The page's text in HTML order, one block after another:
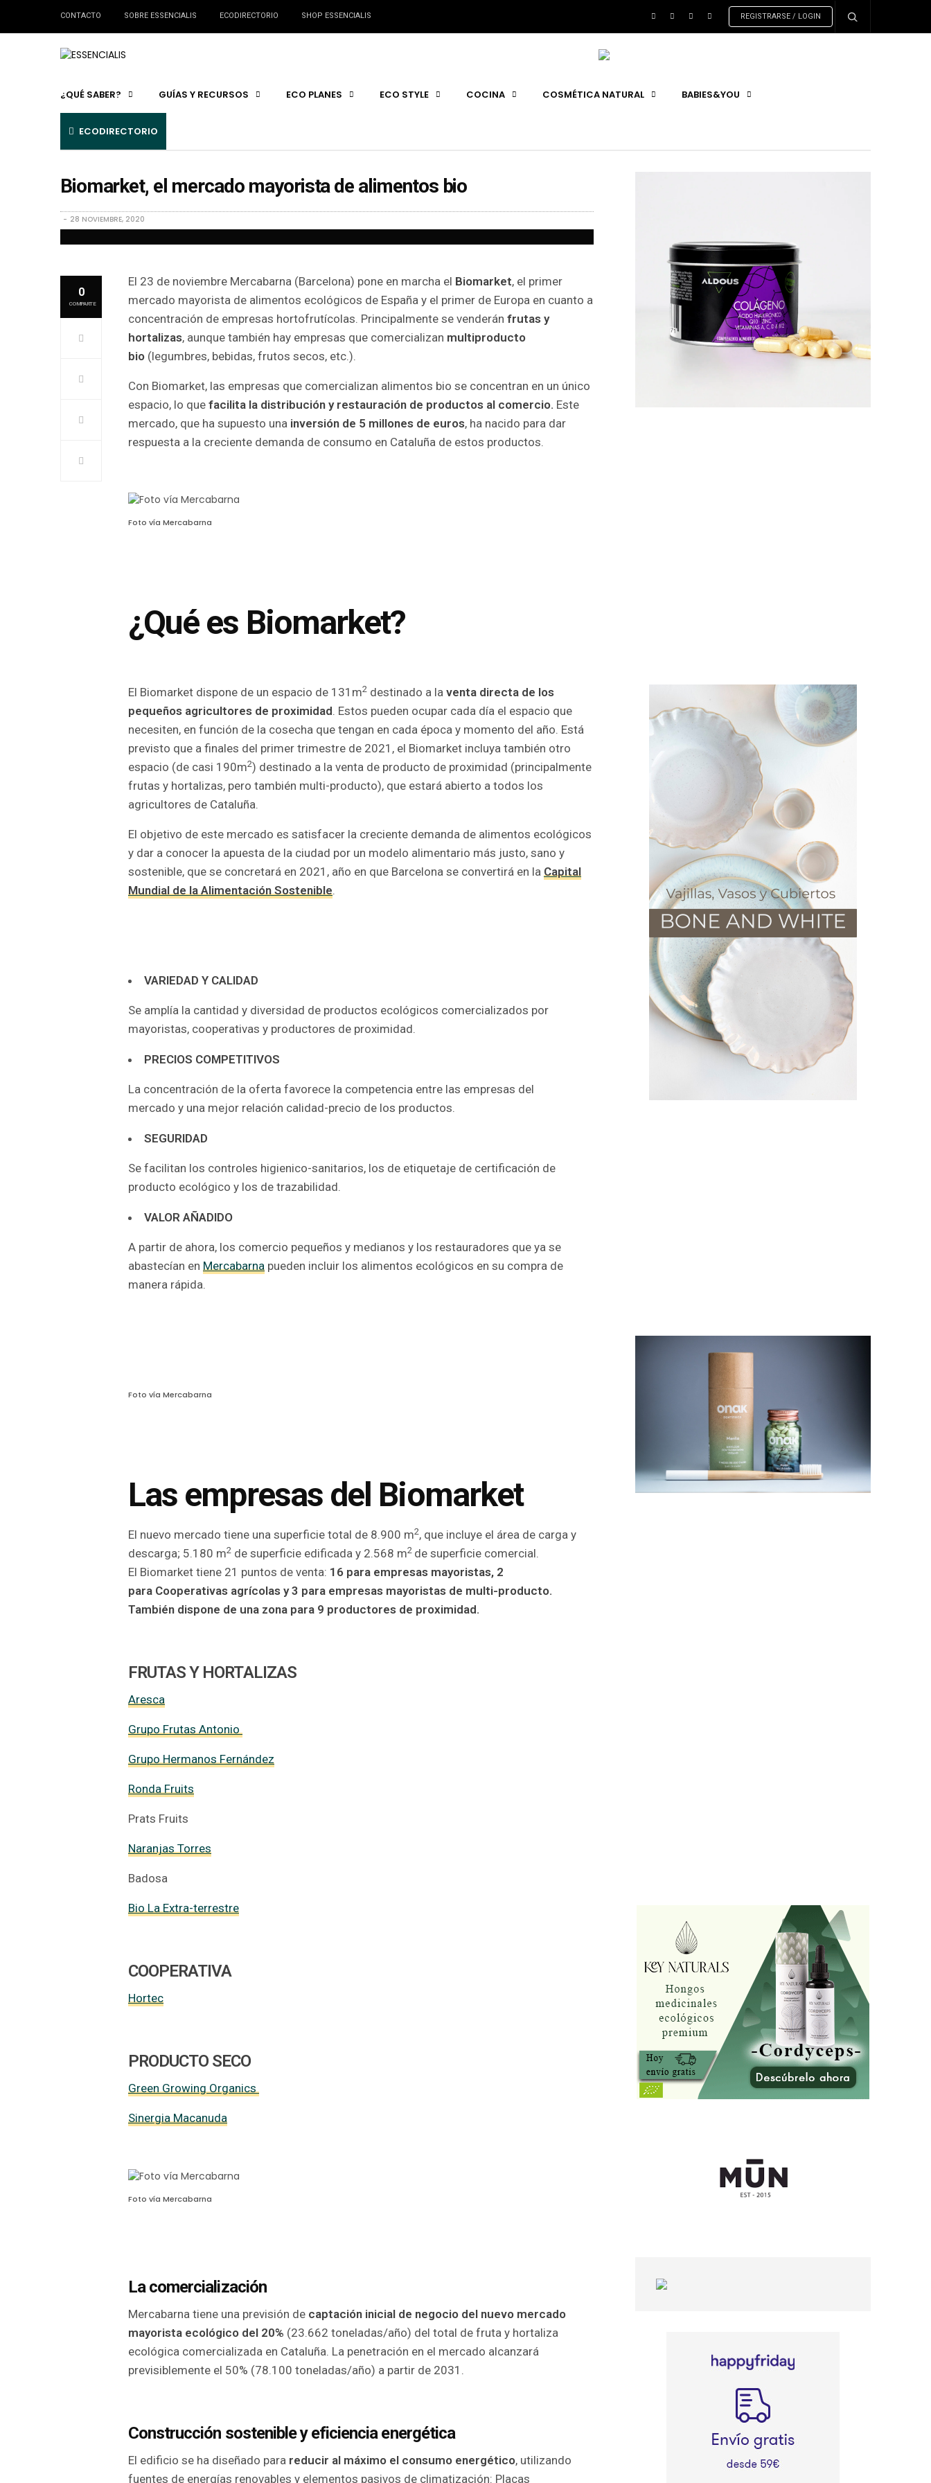
CONTACTO SOBRE ESSENCIALIS ECODIRECTORIO SHOP ESSENCIALIS REGISTRARSE / LOGIN
¿QUÉ SABER? GUÍAS Y RECURSOS ECO PLANES ECO STYLE COCINA COSMÉTICA NATURAL BABIES&YOU
ECODIRECTORIO
Biomarket, el mercado mayorista de alimentos bio
28 NOVIEMBRE, 2020
0
COMPARTE
El 23 de noviembre Mercabarna (Barcelona) pone en marcha el Biomarket, el primer
mercado mayorista de alimentos ecológicos de España y el primer de Europa en cuanto a
concentración de empresas hortofrutícolas. Principalmente se venderán frutas y
hortalizas, aunque también hay empresas que comercializan multiproducto
bio (legumbres, bebidas, frutos secos, etc.).
Con Biomarket, las empresas que comercializan alimentos bio se concentran en un único
espacio, lo que facilita la distribución y restauración de productos al comercio. Este
mercado, que ha supuesto una inversión de 5 millones de euros, ha nacido para dar
respuesta a la creciente demanda de consumo en Cataluña de estos productos.
Foto vía Mercabarna
¿Qué es Biomarket?
El Biomarket dispone de un espacio de 131m2 destinado a la venta directa de los
pequeños agricultores de proximidad. Estos pueden ocupar cada día el espacio que
necesiten, en función de la cosecha que tengan en cada época y momento del año. Está
previsto que a finales del primer trimestre de 2021, el Biomarket incluya también otro
espacio (de casi 190m2) destinado a la venta de producto de proximidad (principalmente
frutas y hortalizas, pero también multi-producto), que estará abierto a todos los
agricultores de Cataluña.
El objetivo de este mercado es satisfacer la creciente demanda de alimentos ecológicos
y dar a conocer la apuesta de la ciudad por un modelo alimentario más justo, sano y
sostenible, que se concretará en 2021, año en que Barcelona se convertirá en la Capital
Mundial de la Alimentación Sostenible.
VARIEDAD Y CALIDAD
Se amplía la cantidad y diversidad de productos ecológicos comercializados por
mayoristas, cooperativas y productores de proximidad.
PRECIOS COMPETITIVOS
La concentración de la oferta favorece la competencia entre las empresas del
mercado y una mejor relación calidad-precio de los productos.
SEGURIDAD
Se facilitan los controles higienico-sanitarios, los de etiquetaje de certificación de
producto ecológico y los de trazabilidad.
VALOR AÑADIDO
A partir de ahora, los comercio pequeños y medianos y los restauradores que ya se
abastecían en Mercabarna pueden incluir los alimentos ecológicos en su compra de
manera rápida.
Foto vía Mercabarna
Las empresas del Biomarket
El nuevo mercado tiene una superficie total de 8.900 m2, que incluye el área de carga y
descarga; 5.180 m2 de superficie edificada y 2.568 m2 de superficie comercial.
El Biomarket tiene 21 puntos de venta: 16 para empresas mayoristas, 2
para Cooperativas agrícolas y 3 para empresas mayoristas de multi-producto.
También dispone de una zona para 9 productores de proximidad.
FRUTAS Y HORTALIZAS
Aresca
Grupo Frutas Antonio
Grupo Hermanos Fernández
Ronda Fruits
Prats Fruits
Naranjas Torres
Badosa
Bio La Extra-terrestre
COOPERATIVA
Hortec
PRODUCTO SECO
Green Growing Organics
Sinergia Macanuda
Foto vía Mercabarna
La comercialización
Mercabarna tiene una previsión de captación inicial de negocio del nuevo mercado
mayorista ecológico del 20% (23.662 toneladas/año) del total de fruta y hortaliza
ecológica comercializada en Cataluña. La penetración en el mercado alcanzará
previsiblemente el 50% (78.100 toneladas/año) a partir de 2031.
Construcción sostenible y eficiencia energética
El edificio se ha diseñado para reducir al máximo el consumo energético, utilizando
fuentes de energías renovables y elementos pasivos de climatización: Placas